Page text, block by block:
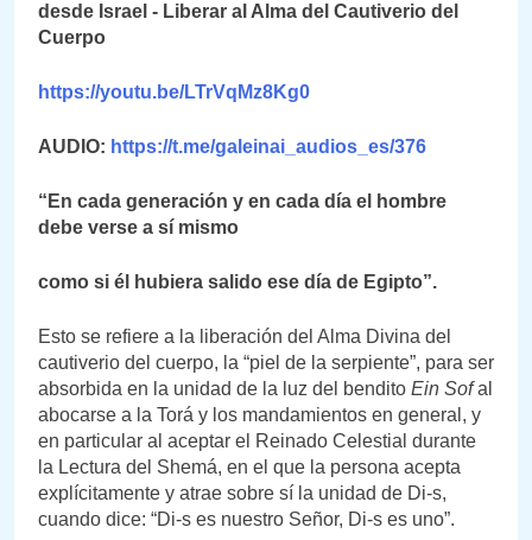
https://youtu.be/LTrVqMz8Kg0
AUDIO: https://t.me/galeinai_audios_es/376
“En cada generación y en cada día el hombre
debe verse a sí mismo
como si él hubiera salido ese día de Egipto”.
Esto se refiere a la liberación del Alma Divina del
cautiverio del cuerpo, la “piel de la serpiente”, para ser
absorbida en la unidad de la luz del bendito Ein Sofal
abocarse a la Torá y los mandamientos en general, y
en particular al aceptar el Reinado Celestial durante
la Lectura del Shemá, en el que la persona acepta
explícitamente y atrae sobre sí la unidad de Di-s,
cuando dice: “Di-s es nuestro Señor, Di-s es uno”.